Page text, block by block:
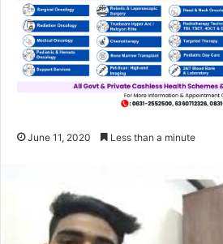
June 11, 2020 Less than a minute